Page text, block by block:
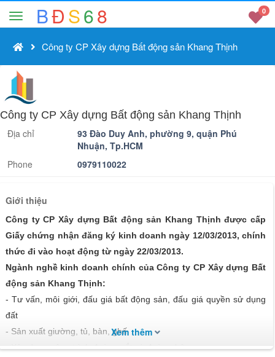
BĐS68 0
Công ty CP Xây dựng Bất động sản Khang Thịnh
Công ty CP Xây dựng Bất động sản Khang Thịnh
Địa chỉ
93 Đào Duy Anh, phường 9, quận Phú
Nhuận, Tp.HCM
Phone
0979110022
Giới thiệu
Công ty CP Xây dựng Bất động sản Khang Thịnh được cấp
Giấy chứng nhận đăng ký kinh doanh ngày 12/03/2013, chính
thức đi vào hoạt động từ ngày 22/03/2013.
Ngành nghề kinh doanh chính của Công ty CP Xây dựng Bất
động sản Khang Thịnh:
- Tư vấn, môi giới, đấu giá bất động sản, đấu giá quyền sử dụng
đất
- Sản xuất giường, tủ, bàn, ghế
- Xây dựng công trình đường sắt và đường bộ
Xem thêm